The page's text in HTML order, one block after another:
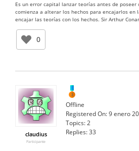
Es un error capital lanzar teorías antes de poseer
comienza a alterar los hechos para encajarlos en
encajar las teorías con los hechos. Sir Arthur
0
claudius
Participante
Offline
Registered On:9 enero
Topics:2
Replies:33